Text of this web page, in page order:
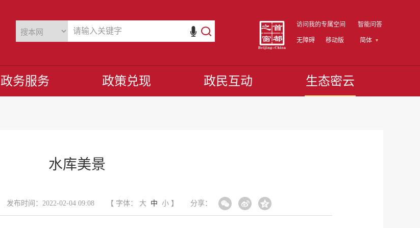
访问我的专属空间 智能问答
无障碍 移动版 简体
政务服务 政策兑现 政民互动 生态密云
水库美景
发布时间：2022-02-04 09:08 【 字体： 大 中 小】 分享：